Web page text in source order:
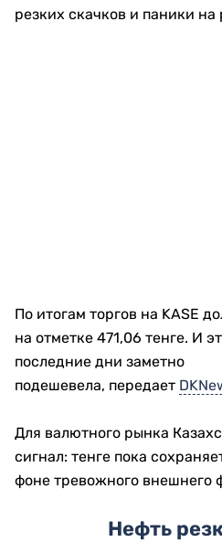
резких скачков и паники на
По итогам торгов на KASE
на отметке 471,06 тенге. И
последние дни заметно
подешевела, передает
Для валютного рынка
сигнал: тенге пока
фоне тревожного внешнего
Нефть